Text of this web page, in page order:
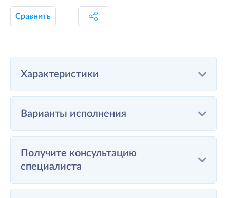
Сравнить
Характеристики
Варианты исполнения
Получите консультацию
специалиста